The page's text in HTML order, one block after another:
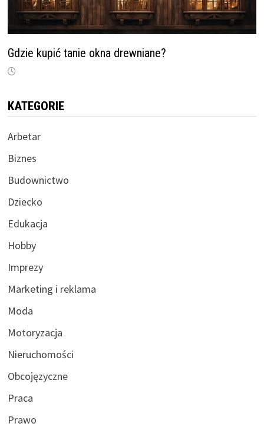
Gdzie kupić tanie okna drewniane?
KATEGORIE
Arbetar
Biznes
Budownictwo
Dziecko
Edukacja
Hobby
Imprezy
Marketing i reklama
Moda
Motoryzacja
Nieruchomości
Obcojęzyczne
Praca
Prawo